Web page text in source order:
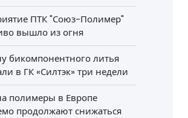
ПТК "Союз-Полимер"
вышло из огня
бикомпонентного литья
в ГК «Силтэк» три недели
полимеры в Европе
продолжают снижаться